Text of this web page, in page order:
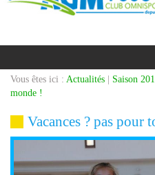
Vous êtes ici : Actualités Saison
monde !
Vacances ? pas pour